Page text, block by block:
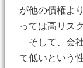
が他の債権よ
っては高リス
そして、会
て低いという